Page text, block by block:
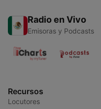
Radio en Vivo
Emisoras y Podcasts
Recursos
Locutores